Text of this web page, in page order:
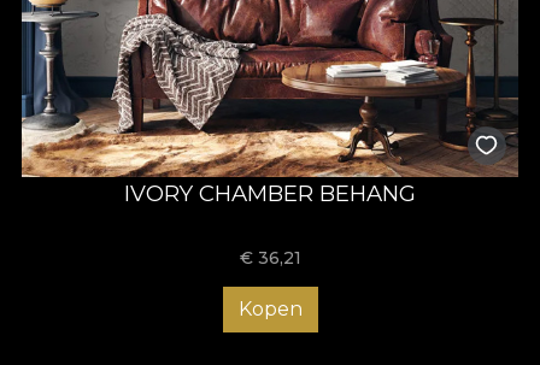
IVORY CHAMBER BEHANG
€ 36,21
Kopen